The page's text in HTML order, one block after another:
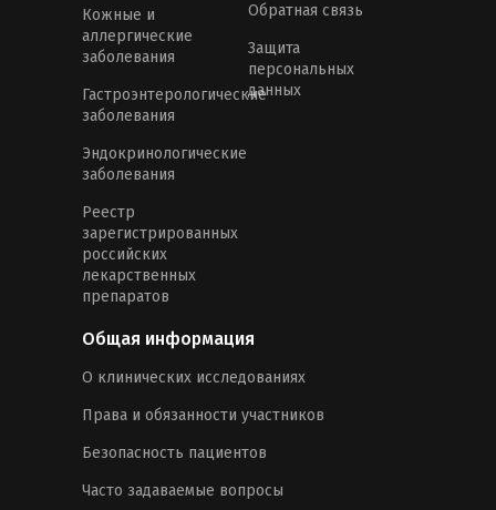
Кожные и
аллергические
заболевания
Гастроэнтерологические
заболевания
Эндокринологические
заболевания
Реестр
зарегистрированных
российских
лекарственных
препаратов
Обратная связь
Защита
персональных
данных
Общая информация
О клинических исследованиях
Права и обязанности участников
Безопасность пациентов
Часто задаваемые вопросы